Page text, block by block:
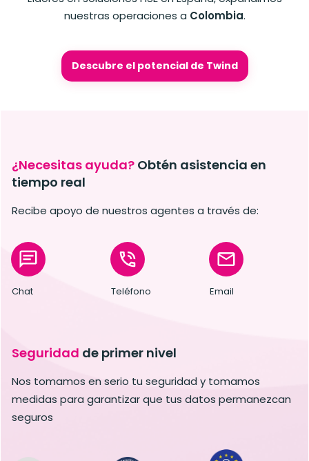
nuestras operaciones a Colombia.
Descubre el potencial de Twind
¿Necesitas ayuda? Obtén asistencia en
tiempo real
Recibe apoyo de nuestros agentes a través de:
Chat Teléfono Email
Seguridad de primer nivel
Nos tomamos en serio tu seguridad y tomamos
medidas para garantizar que tus datos permanezcan
seguros